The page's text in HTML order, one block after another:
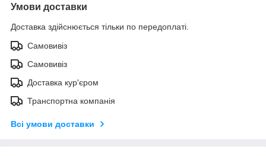
Умови доставки
Доставка здійснюється тільки по передоплаті.
Самовивіз
Самовивіз
Доставка кур'єром
Транспортна компанія
Всі умови доставки